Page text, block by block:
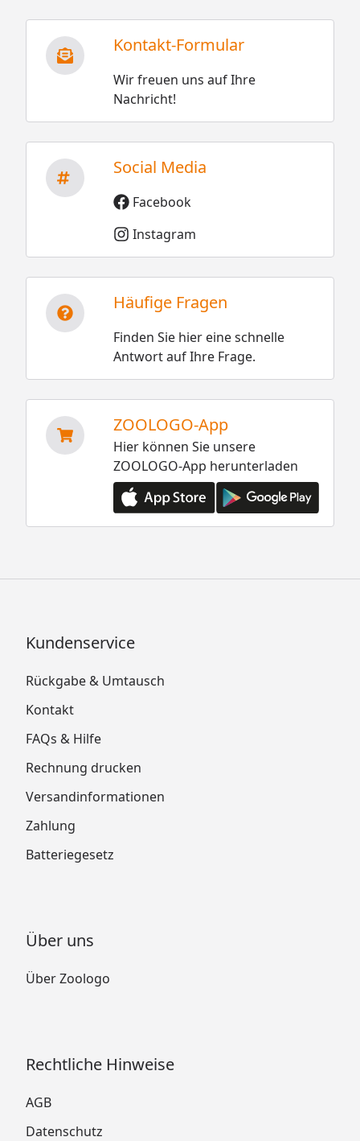
Kontakt-Formular
Wir freuen uns auf Ihre
Nachricht!
Social Media
Facebook
Instagram
Häufige Fragen
Finden Sie hier eine schnelle
Antwort auf Ihre Frage.
ZOOLOGO-App
Hier können Sie unsere
ZOOLOGO-App herunterladen
Kundenservice
Rückgabe & Umtausch
Kontakt
FAQs & Hilfe
Rechnung drucken
Versandinformationen
Zahlung
Batteriegesetz
Über uns
Über Zoologo
Rechtliche Hinweise
AGB
Datenschutz